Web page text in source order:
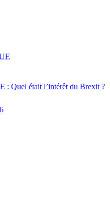
: Quel était l’intérêt du Brexit ?